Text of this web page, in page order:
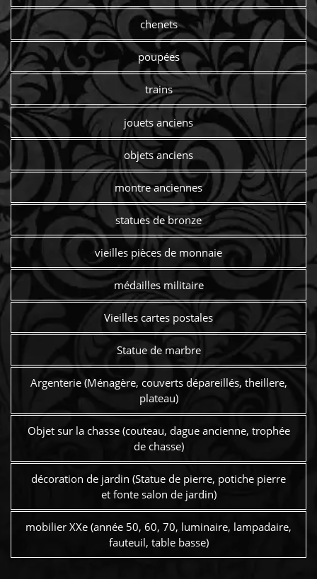
chenets
poupées
trains
jouets anciens
objets anciens
montre anciennes
statues de bronze
vieilles pièces de monnaie
médailles militaire
Vieilles cartes postales
Statue de marbre
Argenterie (Ménagère, couverts dépareillés, theillere,
plateau)
Objet sur la chasse (couteau, dague ancienne, trophée
de chasse)
décoration de jardin (Statue de pierre, potiche pierre
et fonte salon de jardin)
mobilier XXe (année 50, 60, 70, luminaire, lampadaire,
fauteuil, table basse)